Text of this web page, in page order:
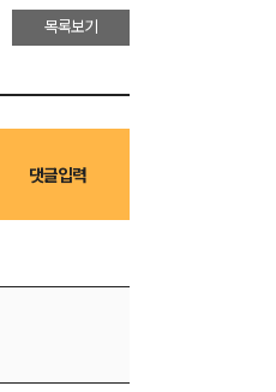
목록보기
댓글입력